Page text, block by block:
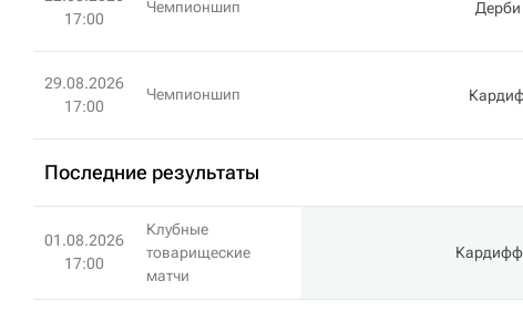
17:00
Чемпионшип Дерби
29.08.2026
17:00
Чемпионшип
Последние результаты
01.08.2026
17:00
Клубные
товарищеские
матчи
Кардифф